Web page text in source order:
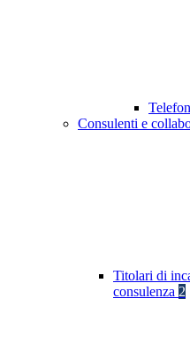
Consulenti e
Titolari di
consulenza 2